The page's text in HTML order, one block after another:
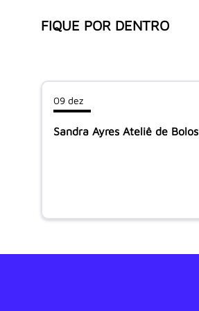
FIQUE POR DENTRO
09 dez
Sandra Ayres Ateliê de Bolos